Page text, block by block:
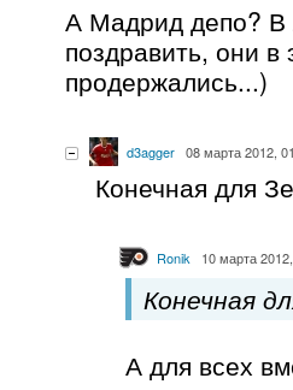
А Мадрид депо?
поздравить, они
продержались...)
d3agger 08 марта 2012,
Конечная для
Ronik 10 марта
Конечная
А для всех